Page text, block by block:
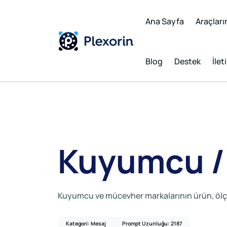
Ana Sayfa
Blog Destek
Kuyumcu /
Kuyumcu ve mücevher markalarının ürün,
Kategori: Mesaj Prompt Uzunluğu: 2187